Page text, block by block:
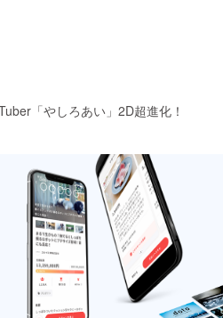
「やしろあい」2D超進化！